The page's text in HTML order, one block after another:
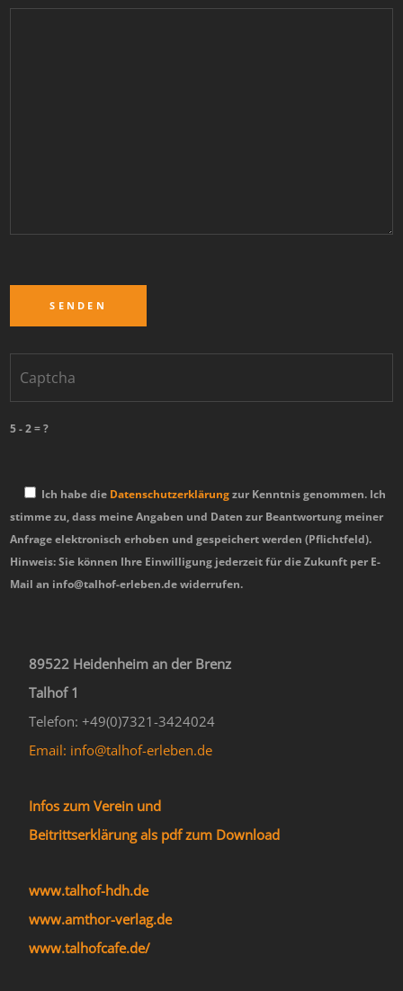
5 - 2 = ?
Ich habe die Datenschutzerklärungzur Kenntnis genommen. Ich
stimme zu, dass meine Angaben und Daten zur Beantwortung meiner
Anfrage elektronisch erhoben und gespeichert werden (Pflichtfeld).
Hinweis: Sie können Ihre Einwilligung jederzeit für die Zukunft per E-
Mail an info@talhof-erleben.de widerrufen.
89522 Heidenheim an der Brenz
Talhof 1
Telefon: +49(0)7321-3424024
Email: info@talhof-erleben.de
Infos zum Verein und
Beitrittserklärung als pdf zum Download
www.talhof-hdh.de
www.amthor-verlag.de
www.talhofcafe.de/